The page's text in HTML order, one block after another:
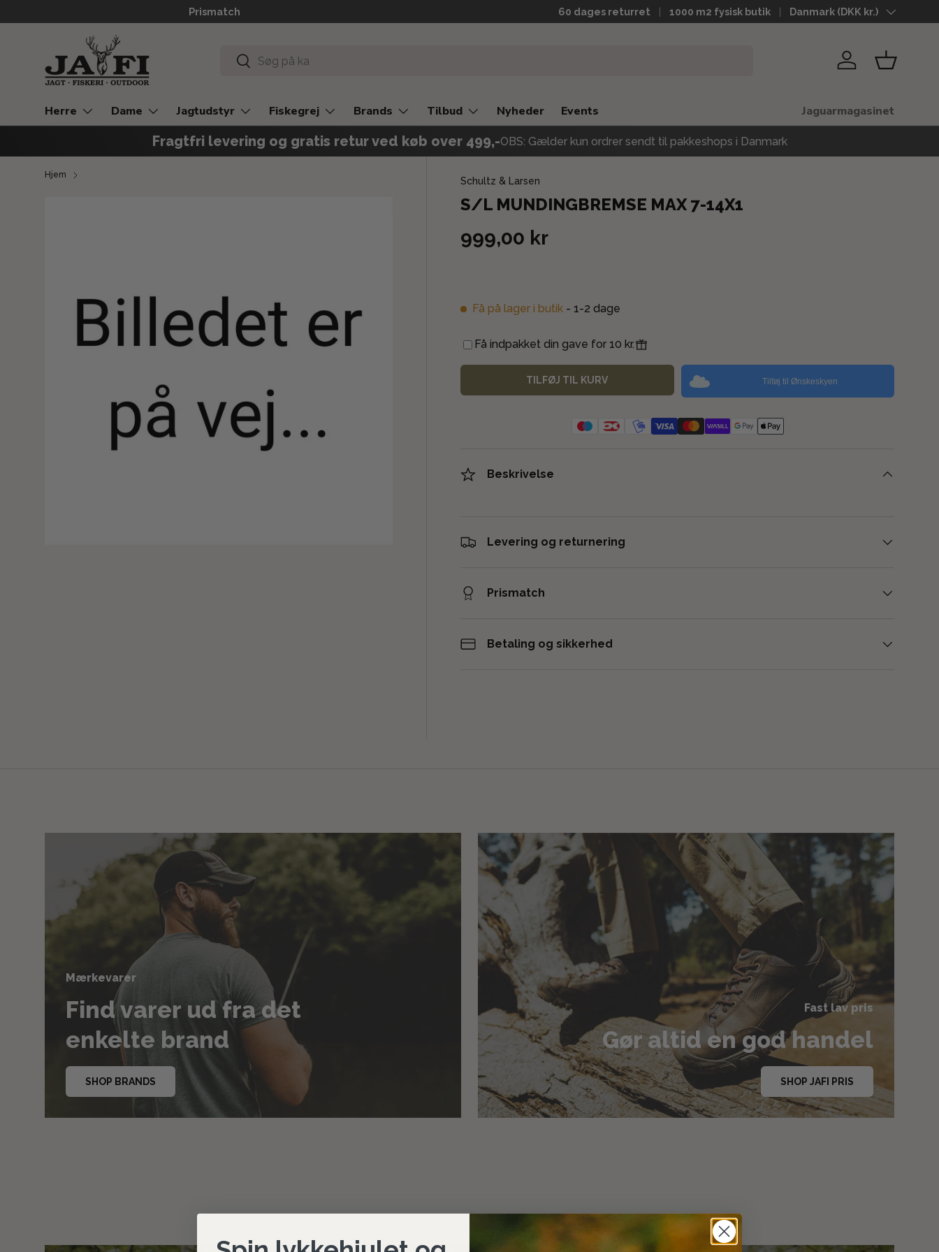
GÅ TIL INDHOLD
60 dages returret 1000 m2 fysisk butik Land
Danmark (DKK kr.)
Søg
Log indKurv
Herre Dame Jagtudstyr Fiskegrej Brands Tilbud Nyheder Events Jaguarmagasinet
Fragtfri levering og gratis retur ved køb over 499,-OBS: Gælder kun ordrer sendt til pakkeshops i Danmark
Hjem
Schultz & Larsen
S/L MUNDINGBREMSE MAX 7-14X1
999,00 kr
Få på lager i butik - 1-2 dage
Få indpakket din gave for 10 kr.
TILFØJ TIL KURV Tilføj til Ønskeskyen
Beskrivelse
Levering og returnering
Prismatch
Betaling og sikkerhed
Mærkevarer
Find varer ud fra det
enkelte brand
SHOP BRANDS
Fast lav pris
Gør altid en god handel
SHOP JAFI PRIS